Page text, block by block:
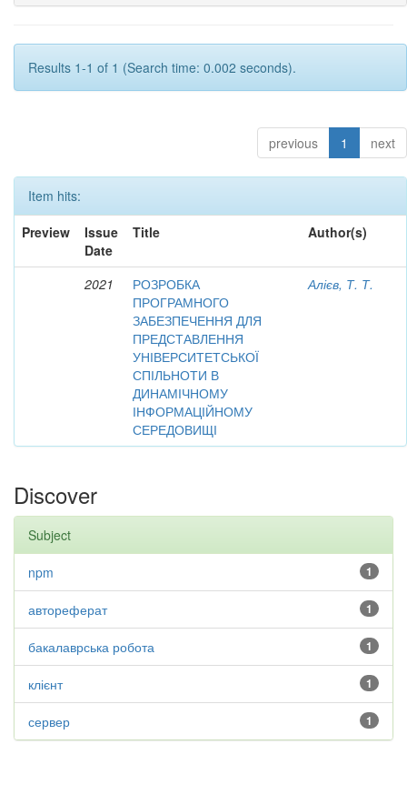
Results 1-1 of 1 (Search time: 0.002 seconds).
previous 1 next
Item hits:
Preview
Issue
Date
Title Author(s)
2021
РОЗРОБКА
ПРОГРАМНОГО
ЗАБЕЗПЕЧЕННЯ ДЛЯ
ПРЕДСТАВЛЕННЯ
УНІВЕРСИТЕТСЬКОЇ
СПІЛЬНОТИ В
ДИНАМІЧНОМУ
ІНФОРМАЦІЙНОМУ
СЕРЕДОВИЩІ
Алієв, Т. Т.
Discover
Subject
1
npm
1
автореферат
1
бакалаврська робота
1
клієнт
1
сервер